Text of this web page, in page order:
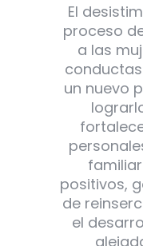
El
proceso
a las
un nuevo
positivos,
de
el